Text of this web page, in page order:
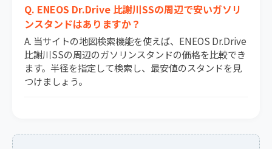
Q. ENEOS Dr.Drive 比謝川SSの周辺で安いガソリ
ンスタンドはありますか？
A. 当サイトの地図検索機能を使えば、ENEOS Dr.Drive
比謝川SSの周辺のガソリンスタンドの価格を比較でき
ます。半径を指定して検索し、最安値のスタンドを見
つけましょう。